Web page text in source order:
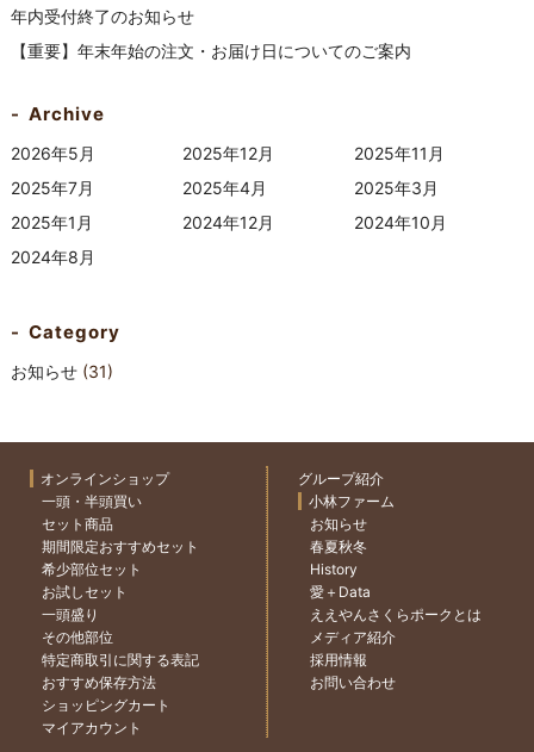
年内受付終了のお知らせ
【重要】年末年始の注文・お届け日についてのご案内
Archive
2026年5月 2025年12月
2025年11月
2025年7月
2025年4月
2025年3月
2025年1月
2024年12月
2024年10月
2024年8月
Category
お知らせ(31)
オンラインショップ
一頭・半頭買い
セット商品
期間限定おすすめセット
希少部位セット
お試しセット
一頭盛り
その他部位
特定商取引に関する表記
おすすめ保存方法
ショッピングカート
マイアカウント
グループ紹介
小林ファーム
お知らせ
春夏秋冬
History
愛＋Data
ええやんさくらポークとは
メディア紹介
採用情報
お問い合わせ